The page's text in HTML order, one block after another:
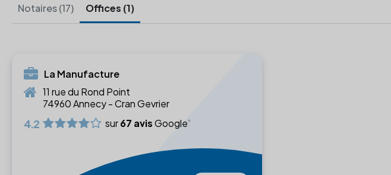
Notaires (17) Offices (1)
La Manufacture
11 rue du Rond Point
74960 Annecy - Cran Gevrier
4.2 sur67 avisGoogle